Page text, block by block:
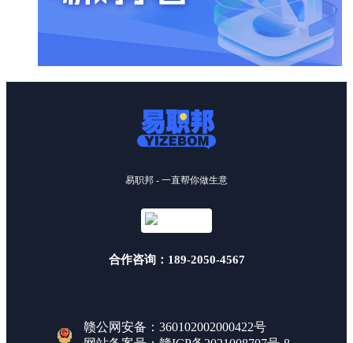
易职邦 - 一直帮你做生意
合作咨询：189-2050-4567
赣公网安备：360102002000422号